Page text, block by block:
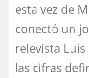
esta vez de
conectó un
relevista
las cifras